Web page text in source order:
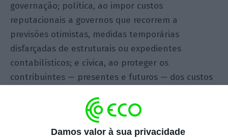
Damos valor à sua privacidade
governação; política, ao impor custos
reputacionais a governos que recorrem a
previsões otimistas, medidas temporárias
disfarçadas de estruturais ou expedientes
contabilísticos; e cívica, ao proteger os
contribuintes — presentes e futuros — dos custos
de União Económica e Monetária, em que a
política monetária deixou de ser um instrumento
nacional, esta função assume um valor ainda